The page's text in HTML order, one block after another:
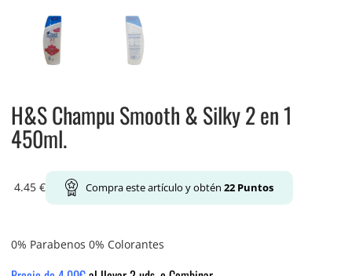
H&S Champu Smooth & Silky 2 en 1
450ml.
4.45 € Compra este artículo y obtén 22Puntos
0% Parabenos 0% Colorantes